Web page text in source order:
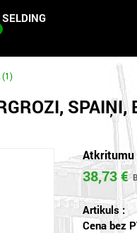
(1)
SPAIŅI,
Atkritumu
38,73 €
Artikuls :
Cena bez